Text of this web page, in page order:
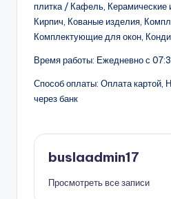
плитка / Кафель, Керамические
Кирпич, Кованые изделия,
Комплектующие для окон,
Время работы: Ежедневно с
Способ оплаты: Оплата картой,
через банк
buslaadmin17
Просмотреть все записи